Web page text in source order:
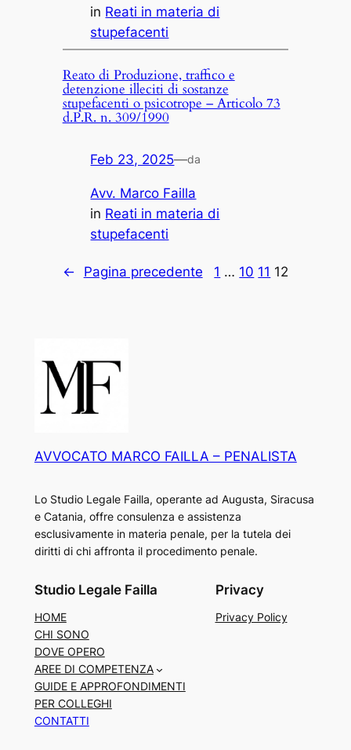
in Reati in materia di
stupefacenti
Reato di Produzione, traffico e
detenzione illeciti di sostanze
stupefacenti o psicotrope – Articolo 73
d.P.R. n. 309/1990
Feb 23, 2025—da
Avv. Marco Failla
in Reati in materia di
stupefacenti
← Pagina precedente 1 … 10 11 12
AVVOCATO MARCO FAILLA – PENALISTA
Lo Studio Legale Failla, operante ad Augusta, Siracusa
e Catania, offre consulenza e assistenza
esclusivamente in materia penale, per la tutela dei
diritti di chi affronta il procedimento penale.
Studio Legale Failla
HOME
CHI SONO
DOVE OPERO
AREE DI COMPETENZA
GUIDE E APPROFONDIMENTI
PER COLLEGHI
CONTATTI
Privacy
Privacy Policy